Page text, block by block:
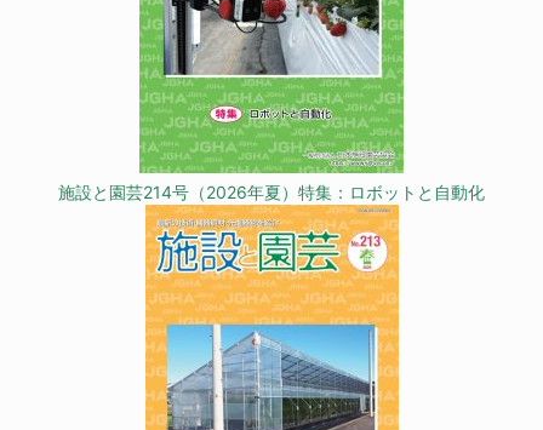
施設と園芸214号（2026年夏）特集：ロボットと自動化